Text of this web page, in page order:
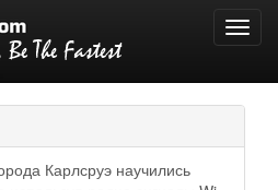
Карлсруэ научились